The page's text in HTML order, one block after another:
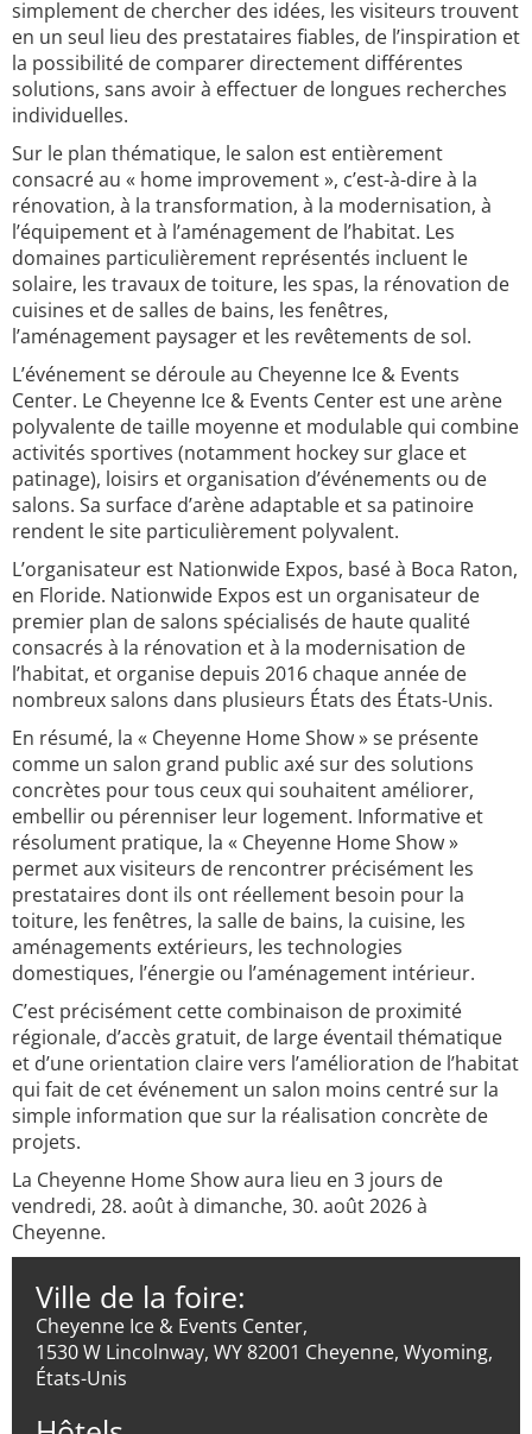
simplement de chercher des idées, les visiteurs trouvent
en un seul lieu des prestataires fiables, de l’inspiration et
la possibilité de comparer directement différentes
solutions, sans avoir à effectuer de longues recherches
individuelles.
Sur le plan thématique, le salon est entièrement
consacré au « home improvement », c’est-à-dire à la
rénovation, à la transformation, à la modernisation, à
l’équipement et à l’aménagement de l’habitat. Les
domaines particulièrement représentés incluent le
solaire, les travaux de toiture, les spas, la rénovation de
cuisines et de salles de bains, les fenêtres,
l’aménagement paysager et les revêtements de sol.
L’événement se déroule au Cheyenne Ice & Events
Center. Le Cheyenne Ice & Events Center est une arène
polyvalente de taille moyenne et modulable qui combine
activités sportives (notamment hockey sur glace et
patinage), loisirs et organisation d’événements ou de
salons. Sa surface d’arène adaptable et sa patinoire
rendent le site particulièrement polyvalent.
L’organisateur est Nationwide Expos, basé à Boca Raton,
en Floride. Nationwide Expos est un organisateur de
premier plan de salons spécialisés de haute qualité
consacrés à la rénovation et à la modernisation de
l’habitat, et organise depuis 2016 chaque année de
nombreux salons dans plusieurs États des États-Unis.
En résumé, la « Cheyenne Home Show » se présente
comme un salon grand public axé sur des solutions
concrètes pour tous ceux qui souhaitent améliorer,
embellir ou pérenniser leur logement. Informative et
résolument pratique, la « Cheyenne Home Show »
permet aux visiteurs de rencontrer précisément les
prestataires dont ils ont réellement besoin pour la
toiture, les fenêtres, la salle de bains, la cuisine, les
aménagements extérieurs, les technologies
domestiques, l’énergie ou l’aménagement intérieur.
C’est précisément cette combinaison de proximité
régionale, d’accès gratuit, de large éventail thématique
et d’une orientation claire vers l’amélioration de l’habitat
qui fait de cet événement un salon moins centré sur la
simple information que sur la réalisation concrète de
projets.
La Cheyenne Home Show aura lieu en 3 jours de
vendredi, 28. août à dimanche, 30. août 2026 à
Cheyenne.
Ville de la foire:
Cheyenne Ice & Events Center,
1530 W Lincolnway, WY 82001 Cheyenne, Wyoming,
États-Unis